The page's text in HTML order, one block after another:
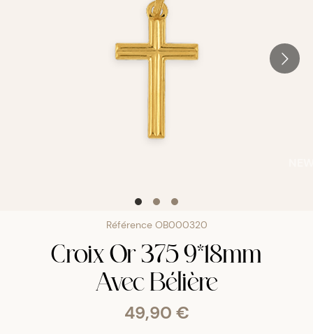
Référence OB000320
Croix Or 375 9*18mm
Avec Bélière
49,90 €